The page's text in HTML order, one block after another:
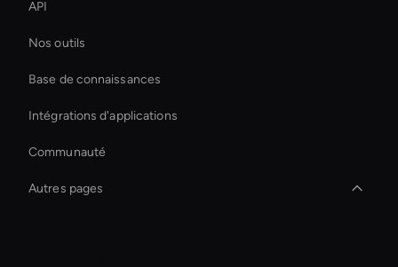
API
Nos outils
Base de connaissances
Intégrations d'applications
Communauté
Autres pages